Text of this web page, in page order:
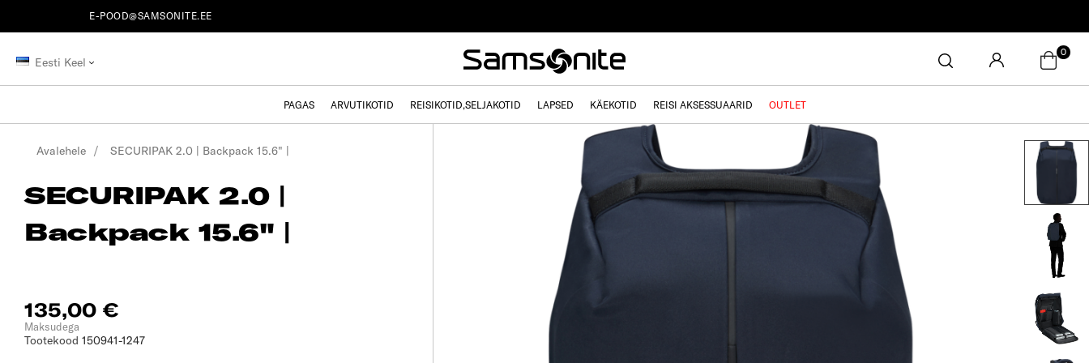
E-POOD@SAMSONITE.EE
Eesti Keel
0
PAGAS ARVUTIKOTID REISIKOTID,SELJAKOTID LAPSED KÄEKOTID REISI AKSESSUAARID OUTLET
Avalehele SECURIPAK 2.0 | Backpack 15.6" |
SECURIPAK 2.0 |
Backpack 15.6" |
135,00 €
Maksudega
Tootekood 150941-1247